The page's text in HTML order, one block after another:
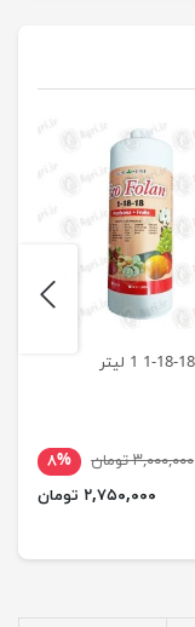
۳,۰۰۰,۰۰۰ تومان
۸%
۲,۷۵۰,۰۰۰ تومان